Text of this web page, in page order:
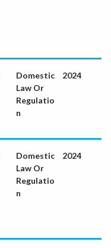
Domestic
Law Or
Regulatio
n
2024
Domestic
Law Or
Regulatio
n
2024